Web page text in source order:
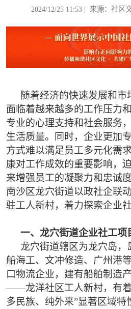
2024/12/25 11:53 | 来源：社区
随着经济的快速发展和
面临着越来越多的工作压力
专业的心理支持和社会服务
生活质量。同时，企业更加
方式难以满足员工多元化需
康对工作成效的重要影响，
来增强员工的凝聚力和忠诚
南沙区龙穴街道以政社企联
驻工人新村，着力探索企业
一、龙穴街道企业社工项
龙穴街道辖区为龙穴岛，
船海工、文冲修造、广州港
口物流企业，建有船舶制造
——龙洋社区工人新村，有着
多民族、纯外来”显著区域特